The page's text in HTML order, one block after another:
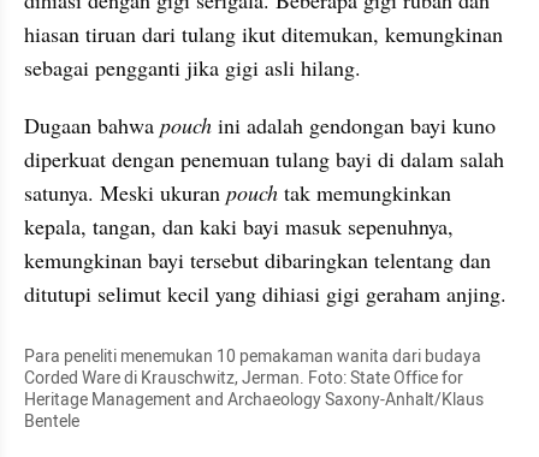
hiasan tiruan dari tulang ikut ditemukan, kemungkinan
sebagai pengganti jika gigi asli hilang.
Dugaan bahwa pouch ini adalah gendongan bayi kuno
diperkuat dengan penemuan tulang bayi di dalam salah
satunya. Meski ukuran pouch tak memungkinkan
kepala, tangan, dan kaki bayi masuk sepenuhnya,
kemungkinan bayi tersebut dibaringkan telentang dan
ditutupi selimut kecil yang dihiasi gigi geraham anjing.
Para peneliti menemukan 10 pemakaman wanita dari budaya
Corded Ware di Krauschwitz, Jerman. Foto: State Office for
Heritage Management and Archaeology Saxony-Anhalt/Klaus
Bentele